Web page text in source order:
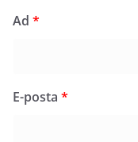
Ad *
E-posta *